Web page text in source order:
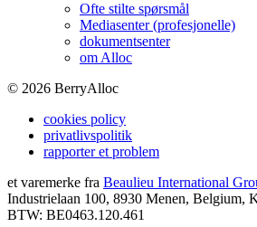
Ofte stilte spørsmål
Mediasenter (profesjonelle)
dokumentsenter
om Alloc
© 2026 BerryAlloc
cookies policy
privatlivspolitik
rapporter et problem
et varemerke fra Beaulieu International
Industrielaan 100, 8930 Menen, Belgium,
BTW: BE0463.120.461